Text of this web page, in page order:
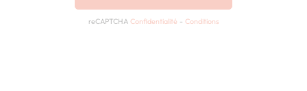
reCAPTCHA Confidentialité - Conditions